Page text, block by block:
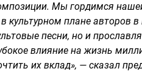
Мы гордимся
культурном плане авторов
песни, но и
влияние на жизнь
их вклад», — сказал